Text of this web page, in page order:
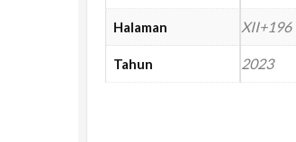
Halaman XII+196
Tahun 2023